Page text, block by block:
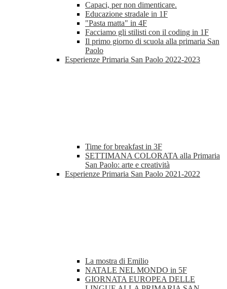
Capaci, per non dimenticare.
Educazione stradale in 1F
"Pasta matta" in 4F
Facciamo gli stilisti con il coding in 1F
Il primo giorno di scuola alla primaria San
Paolo
Esperienze Primaria San Paolo 2022-2023
Time for breakfast in 3F
SETTIMANA COLORATA alla Primaria
San Paolo: arte e creatività
Esperienze Primaria San Paolo 2021-2022
La mostra di Emilio
NATALE NEL MONDO in 5F
GIORNATA EUROPEA DELLE